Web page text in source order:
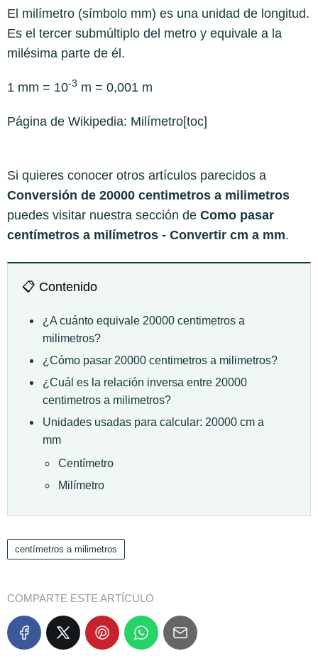
El milímetro (símbolo mm) es una unidad de longitud.
Es el tercer submúltiplo del metro y equivale a la
milésima parte de él.
1 mm = 10-3 m = 0,001 m
Página de Wikipedia: Milímetro[toc]
Si quieres conocer otros artículos parecidos a
Conversión de 20000 centimetros a milimetros
puedes visitar nuestra sección de Como pasar
centímetros a milímetros - Convertir cm a mm.
📋 Contenido
¿A cuánto equivale 20000 centimetros a
milimetros?
¿Cómo pasar 20000 centimetros a milimetros?
¿Cuál es la relación inversa entre 20000
centimetros a milimetros?
Unidades usadas para calcular: 20000 cm a
mm
Centímetro
Milímetro
centímetros a milimetros
COMPARTE ESTE ARTÍCULO